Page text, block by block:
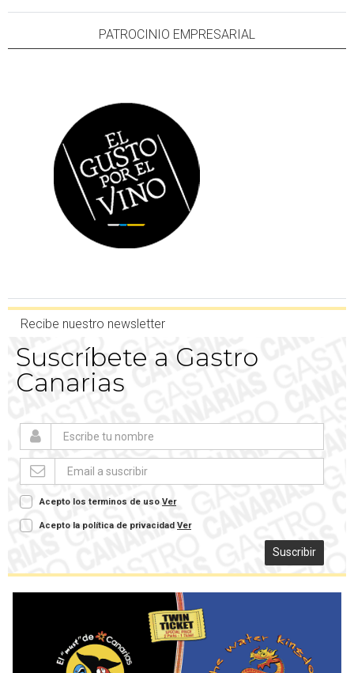
PATROCINIO EMPRESARIAL
Recibe nuestro newsletter
Suscríbete a Gastro
Canarias
Acepto los terminos de uso Ver
Acepto la política de privacidad Ver
Suscribir